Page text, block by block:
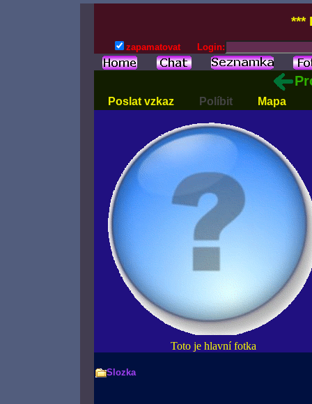
***
zapamatovat Login:
Poslat vzkaz Políbit Mapa
Toto je hlavní fotka
Slozka